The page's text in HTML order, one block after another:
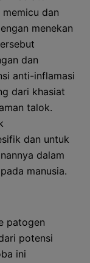
dan
menekan
dan
anti-inflamasi
dari khasiat
talok.
dan untuk
dalam
manusia.
patogen
potensi
ini